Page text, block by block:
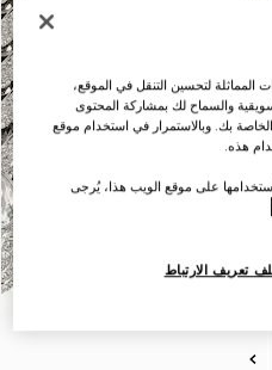
المماثلة لتحسين التنقل في الموقع،
والسماح لك بمشاركة المحتوى
بك. وبالاستمرار في استخدام موقع
هذه.
على موقع الويب هذا، يُرجى
تعريف الارتباط